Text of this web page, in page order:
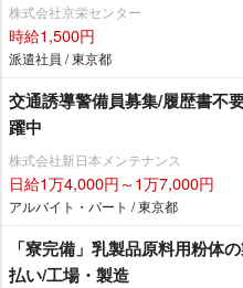
株式会社京栄センター
時給1,500円
派遣社員 / 東京都
交通誘導警備員募集/履歴書不
躍中
株式会社新日本メンテナンス
日給1万4,000円～1万7,000円
アルバイト・パート / 東京都
「寮完備」乳製品原料用粉体
払い/工場・製造